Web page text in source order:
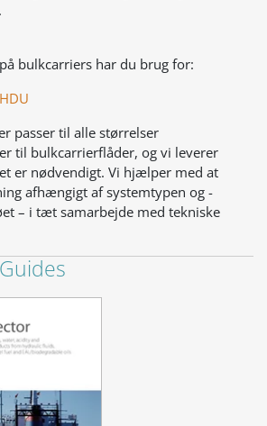
.
bulkcarriers har du brug for:
HDU
passer til alle størrelser
til bulkcarrierflåder, og vi leverer
er nødvendigt. Vi hjælper med at
afhængigt af systemtypen og -
– i tæt samarbejde med tekniske